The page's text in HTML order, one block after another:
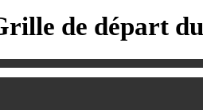
de départ